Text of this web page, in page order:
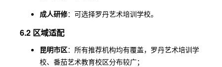
成人研修：可选择罗丹艺术培训学校。
6.2 区域适配
昆明市区：所有推荐机构均有覆盖，罗丹艺术培训学
校、番茄艺术教育校区分布较广；